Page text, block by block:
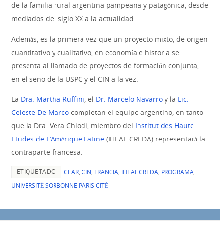
de la familia rural argentina pampeana y patagónica, desde
mediados del siglo XX a la actualidad.
Además, es la primera vez que un proyecto mixto, de origen
cuantitativo y cualitativo, en economía e historia se
presenta al llamado de proyectos de formación conjunta,
en el seno de la USPC y el CIN a la vez.
La Dra. Martha Ruffini, el Dr. Marcelo Navarroy la Lic.
Celeste De Marcocompletan el equipo argentino, en tanto
que la Dra. Vera Chiodi, miembro del Institut des Haute
Etudes de L’Amérique Latine (IHEAL-CREDA) representará la
contraparte francesa.
ETIQUETADO CEAR, CIN, FRANCIA, IHEAL CREDA, PROGRAMA,
UNIVERSITÉ SORBONNE PARIS CITÉ